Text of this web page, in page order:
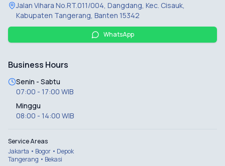
Jalan Vihara No.RT.011/004, Dangdang, Kec. Cisauk,
Kabupaten Tangerang, Banten 15342
WhatsApp
Business Hours
Senin - Sabtu
07:00 - 17:00 WIB
Minggu
08:00 - 14:00 WIB
Service Areas
Jakarta • Bogor • Depok
Tangerang • Bekasi